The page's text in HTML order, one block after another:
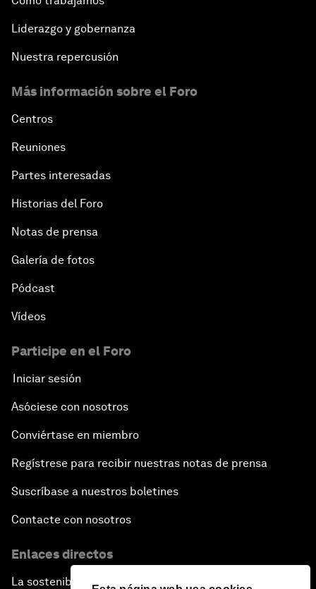
Liderazgo y gobernanza
Nuestra repercusión
Más información sobre el Foro
Centros
Reuniones
Partes interesadas
Historias del Foro
Notas de prensa
Galería de fotos
Pódcast
Vídeos
Participe en el Foro
Iniciar sesión
Asóciese con nosotros
Conviértase en miembro
Regístrese para recibir nuestras notas de prensa
Suscríbase a nuestros boletines
Contacte con nosotros
Enlaces directos
La sostenibilidad en el Foro